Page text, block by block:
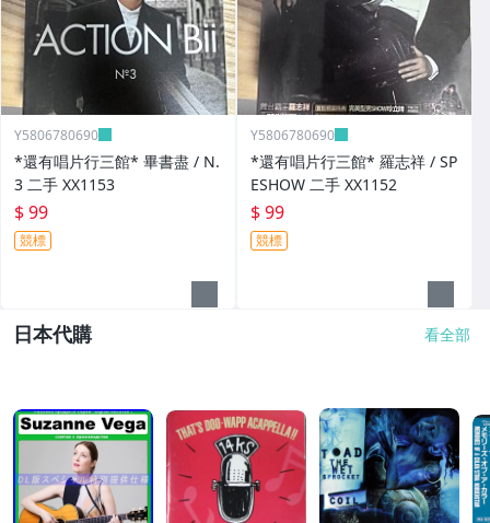
Y5806780690
*還有唱片行三館* 畢書盡 / N.
3 二手 XX1153
$ 99
競標
Y5806780690
*還有唱片行三館* 羅志祥 / SP
ESHOW 二手 XX1152
$ 99
競標
日本代購 看全部